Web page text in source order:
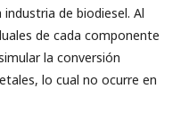
de biodiesel. Al
de cada componente
la conversión
lo cual no ocurre en